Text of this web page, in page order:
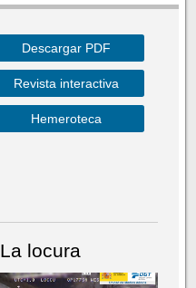
Descargar PDF
Revista interactiva
Hemeroteca
La locura